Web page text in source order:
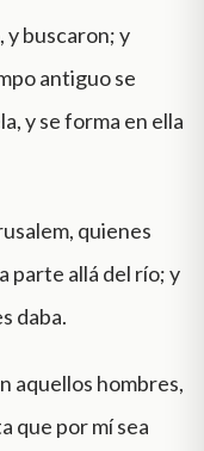
y buscaron; y
antiguo se
y se forma en ella
quienes
parte allá del río; y
daba.
aquellos hombres,
que por mí sea